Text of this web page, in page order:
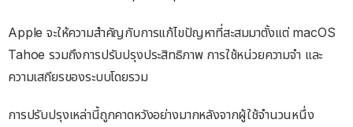
Apple จะให้ความสำคัญกับการแก้ไขปัญหาที่สะสมมาตั้งแต่ macOS
Tahoe รวมถึงการปรับปรุงประสิทธิภาพ การใช้หน่วยความจำ และ
ความเสถียรของระบบโดยรวม
การปรับปรุงเหล่านี้ถูกคาดหวังอย่างมากหลังจากผู้ใช้จำนวนหนึ่ง